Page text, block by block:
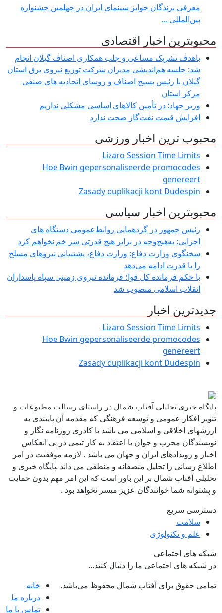
معرفی برندگان جوایز سینمای ایران در چهلمین جشنواره
بین‌المللی ...
محبوبترین اخبار اقتصادی
باهدف تشریک مساعی و جلب همکاری اصناف گیلان انجام
شد: جلسه هم‌اندیشی مدیران شركت توزیع نیروی برق استان
گیلان با رئیس بسیج اصناف و روسای اتحادیه های صنفی
مركز استان
وزیر جهاد: در تأمین کالاهای اساسی مشکلی نداریم
افزایش قیمت نفت‌گاز صحت ندارد
محبوب ترین اخبار ورزشی
Lizaro Session Time Limits
Hoe Bwin gepersonaliseerde promocodes
genereert
Zasady duplikacji kont Dudespin
محبوبترین اخبار سیاسی
رئیس جمهور در گردهمایی روابط‌عمومی دستگاه های
اجرایی: به‌هیچ‌وجه در برابر هیچ قدرتی سر خم نخواهم کرد
سخنگوی وزارت دفاع: وزارت دفاع، پشتیبانی نیرو‌های مسلح
را با قدرت ادامه می‌دهد
با حکم فرمانده کل قوا؛ فرمانده نیروی زمینی سپاه پاسداران
انقلاب اسلامی منصوب شد
جدیدترین اخبار
Lizaro Session Time Limits
Hoe Bwin gepersonaliseerde promocodes
genereert
Zasady duplikacji kont Dudespin
پایگاه خبری تحلیلی آفتاب شمال در راستای رسالت مطبوعات و
تنویر افکار عمومی و توسعه فرهنگی که مقدمه آن پایبندی به
ارزشهای اخلاقی و اسلامی می باشد با کادری روزنامه نگار و
نویسندگان مجرب و جوان با اعتقاد به کار تیمی در پی انعکاس
اخبار و رویدادهای ایران و جهان می باشد . لازمه موفقیت در امر
اطلاع رسانی را تحلیل منصفانه و منطقی می داند .پایگاه خبری و
تحلیلی آفتاب شمال بر این باور است که این امر مهم بدون حمایت
و پشتوانه شما خوانندگان عزیز میسر نخواهد بود .
دسترسی سریع
سلامت
علم و تکنولوژی
شبکه های اجتماعی
در شبکه های اجتماعی ما را دنبال کنید...
تمامی حقوق برای آفتاب شمال محفوظ می‌باشد.
خانه
درباره ما
تماس با ما